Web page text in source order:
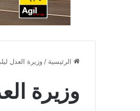
الرئيسية / وزيرة العدل
وزيرة